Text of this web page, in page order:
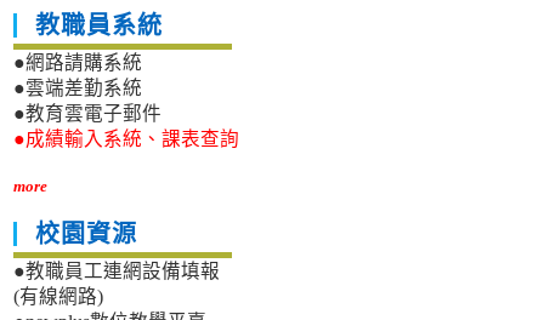
教職員系統
●網路請購系統
●雲端差勤系統
●教育雲電子郵件
●成績輸入系統、課表查詢
more
校園資源
●教職員工連網設備填報
(有線網路)